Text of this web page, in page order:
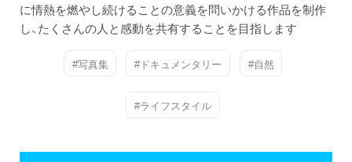
に情熱を燃やし続けることの意義を問いかける作品を制作
し、たくさんの人と感動を共有することを目指します
#写真集 #ドキュメンタリー #自然
#ライフスタイル